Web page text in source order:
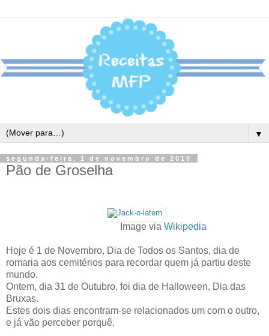
▼
segunda-feira, 1 de novembro de 2010
Pão de Groselha
Image viaWikipedia
Hoje é 1 de Novembro, Dia de Todos os Santos, dia de
romaria aos cemitérios para recordar quem já partiu deste
mundo.
Ontem, dia 31 de Outubro, foi dia de Halloween, Dia das
Bruxas.
Estes dois dias encontram-se relacionados um com o outro,
e já vão perceber porquê.